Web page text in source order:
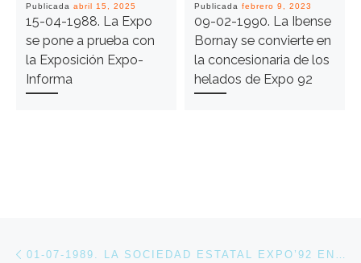
Publicada abril 15, 2025
15-04-1988. La Expo
se pone a prueba con
la Exposición Expo-
Informa
Publicada febrero 9, 2023
09-02-1990. La Ibense
Bornay se convierte en
la concesionaria de los
helados de Expo 92
Navegación de entradas